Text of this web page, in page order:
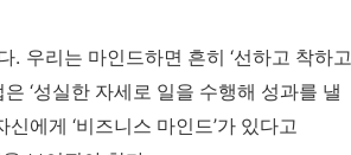
. 우리는 마인드하면 흔히 ‘선하고 착하고
은 ‘성실한 자세로 일을 수행해 성과를 낼
신에게 ‘비즈니스 마인드’가 있다고